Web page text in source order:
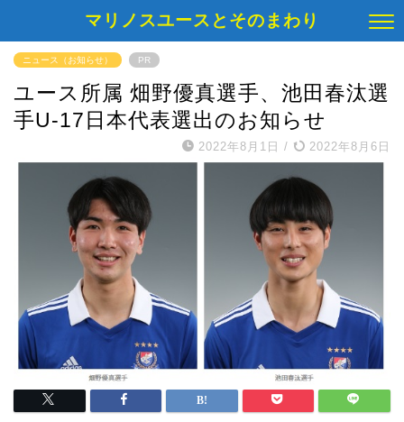
マリノスユースとそのまわり
ニュース（お知らせ） PR
ユース所属 畑野優真選手、池田春汰選
手U-17日本代表選出のお知らせ
2022年8月1日 / 2022年8月6日